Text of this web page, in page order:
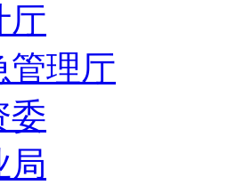
厅
管理厅
委
局